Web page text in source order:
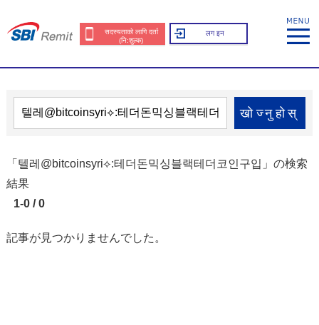
सदस्यताको लागि दर्ता
(नि:शुल्क)
लग इन
खोज्नुहोस्
「텔레@bitcoinsyri⟡:테더돈믹싱블랙테더코인구입」の検索
結果
1-0 / 0
記事が見つかりませんでした。